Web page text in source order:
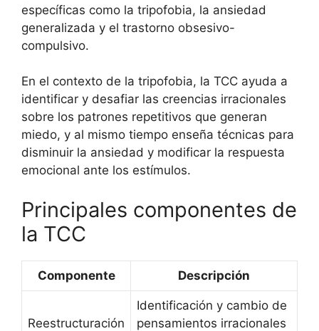
específicas como la tripofobia, la ansiedad
generalizada y el trastorno obsesivo-
compulsivo.
En el contexto de la tripofobia, la TCC ayuda a
identificar y desafiar las creencias irracionales
sobre los patrones repetitivos que generan
miedo, y al mismo tiempo enseña técnicas para
disminuir la ansiedad y modificar la respuesta
emocional ante los estímulos.
Principales componentes de
la TCC
Componente Descripción
Reestructuración
Identificación y cambio de
pensamientos irracionales